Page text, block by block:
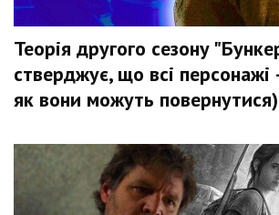
Теорія другого сезону
стверджує, що всі
як вони можуть повернутися)